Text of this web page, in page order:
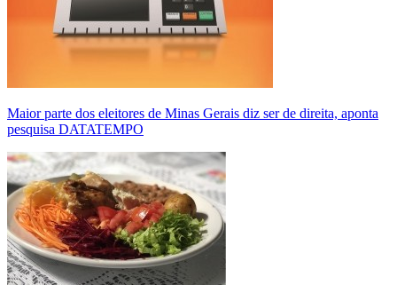
Maior parte dos eleitores de Minas Gerais diz ser de direita, aponta
pesquisa DATATEMPO